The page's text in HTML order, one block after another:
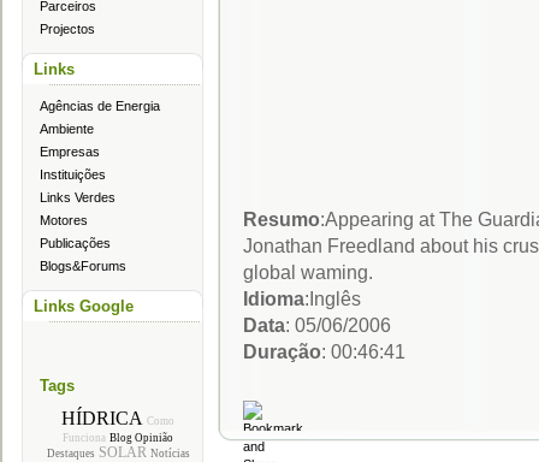
Parceiros
Projectos
Links
Agências de Energia
Ambiente
Empresas
Instituições
Links Verdes
Motores
Publicações
Blogs&Forums
Links Google
Tags
HÍDRICA Como
Funciona Blog Opinião
Destaques SOLAR Notícias
Resumo:Appearing at The
Jonathan Freedland about his
global waming.
Idioma:Inglês
Data: 05/06/2006
Duração: 00:46:41